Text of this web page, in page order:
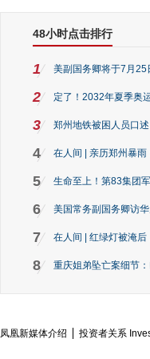
48小时点击排行
1 美副国务卿将于7月25
2 定了！2032年夏季奥
3 郑州地铁被困人员口
4 在人间 | 亲历郑州暴
5 生命至上！第83集团
6 美国常务副国务卿访
7 在人间 | 红绿灯被淹
8 重庆姐弟坠亡案细节
凤凰新媒体介绍 投资者关系